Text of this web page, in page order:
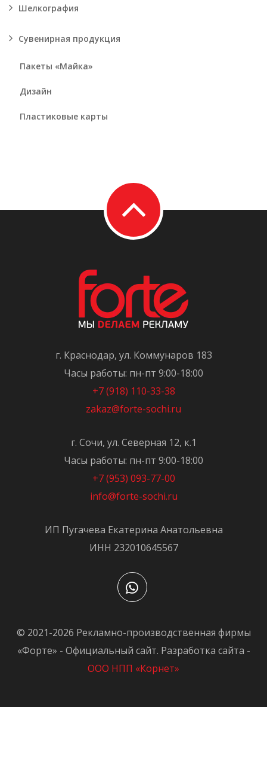
Шелкография
Сувенирная продукция
Пакеты «Майка»
Дизайн
Пластиковые карты
г. Краснодар, ул. Коммунаров 183
Часы работы: пн-пт 9:00-18:00
+7 (918) 110-33-38
zakaz@forte-sochi.ru
г. Сочи, ул. Северная 12, к.1
Часы работы: пн-пт 9:00-18:00
+7 (953) 093-77-00
info@forte-sochi.ru
ИП Пугачева Екатерина Анатольевна
ИНН 232010645567
© 2021-2026 Рекламно-производственная фирмы
«Форте» - Официальный сайт. Разработка сайта -
ООО НПП «Корнет»